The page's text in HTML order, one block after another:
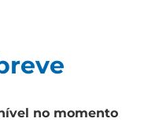
no momento